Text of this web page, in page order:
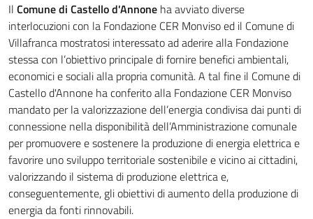
Il Comune di Castello d'Annone ha avviato diverse
interlocuzioni con la Fondazione CER Monviso ed il Comune di
Villafranca mostratosi interessato ad aderire alla Fondazione
stessa con l’obiettivo principale di fornire benefici ambientali,
economici e sociali alla propria comunità. A tal fine il Comune di
Castello d'Annone ha conferito alla Fondazione CER Monviso
mandato per la valorizzazione dell’energia condivisa dai punti di
connessione nella disponibilità dell’Amministrazione comunale
per promuovere e sostenere la produzione di energia elettrica e
favorire uno sviluppo territoriale sostenibile e vicino ai cittadini,
valorizzando il sistema di produzione elettrica e,
conseguentemente, gli obiettivi di aumento della produzione di
energia da fonti rinnovabili.